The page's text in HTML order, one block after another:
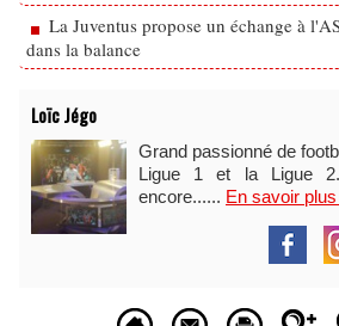
La Juventus propose un échange à
dans la balance
Loïc Jégo
Grand passionné de
Ligue 1 et la Ligue
encore...... En savoir